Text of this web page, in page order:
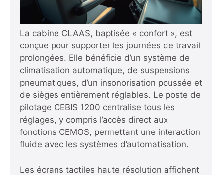
La cabine CLAAS, baptisée « confort », est
conçue pour supporter les journées de travail
prolongées. Elle bénéficie d’un système de
climatisation automatique, de suspensions
pneumatiques, d’un insonorisation poussée et
de sièges entièrement réglables. Le poste de
pilotage CEBIS 1200 centralise tous les
réglages, y compris l’accès direct aux
fonctions CEMOS, permettant une interaction
fluide avec les systèmes d’automatisation.
Les écrans tactiles haute résolution affichent